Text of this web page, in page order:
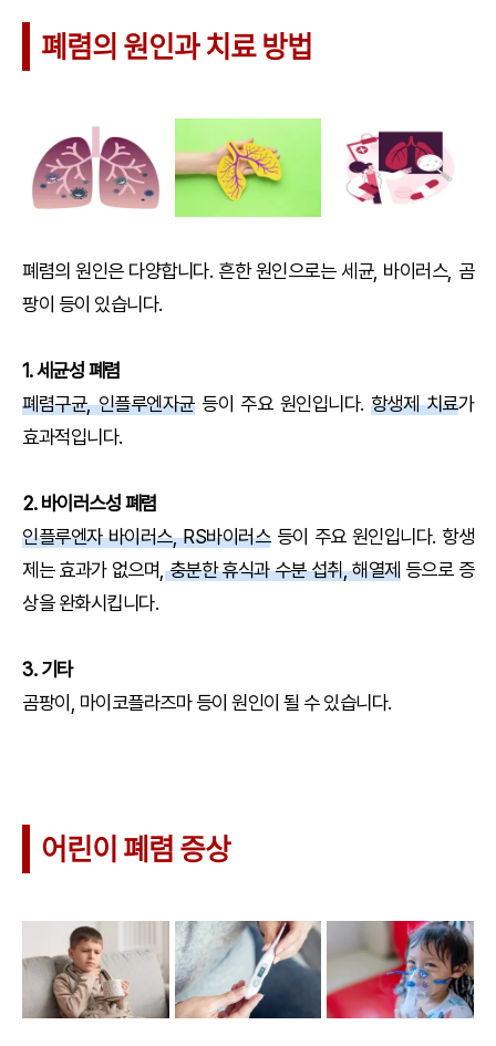
폐렴의 원인과 치료 방법
폐렴의 원인은 다양합니다. 흔한 원인으로는 세균, 바이러스, 곰
팡이 등이 있습니다.
1. 세균성 폐렴
폐렴구균, 인플루엔자균등이 주요 원인입니다. 항생제 치료가
효과적입니다.
2. 바이러스성 폐렴
인플루엔자 바이러스, RS바이러스등이 주요 원인입니다. 항생
제는 효과가 없으며, 충분한 휴식과 수분 섭취, 해열제등으로 증
상을 완화시킵니다.
3. 기타
곰팡이, 마이코플라즈마 등이 원인이 될 수 있습니다.
어린이 폐렴 증상